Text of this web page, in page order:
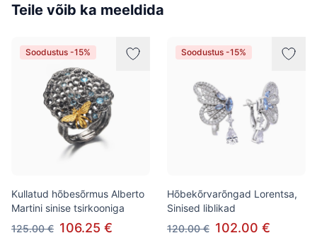
Teile võib ka meeldida
Soodustus -15%
Kullatud hõbesõrmus Alberto
Martini sinise tsirkooniga
125.00 € 106.25 €
Soodustus -15%
Hõbekõrvarõngad Lorentsa,
Sinised liblikad
120.00 € 102.00 €